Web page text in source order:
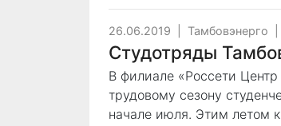
26.06.2019 Тамбовэнерго
Студотряды
В филиале «Россети
трудовому сезону
начале июля. Этим летом